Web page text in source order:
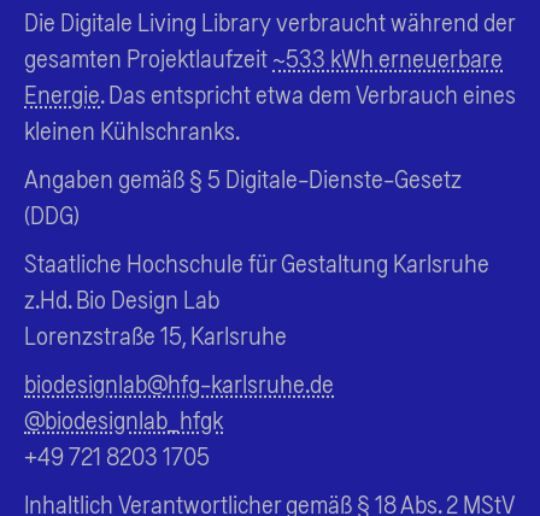
Die Digitale Living Library verbraucht während der
gesamten Projektlaufzeit ~533 kWh erneuerbare
Energie. Das entspricht etwa dem Verbrauch eines
kleinen Kühlschranks.
Angaben gemäß § 5 Digitale-Dienste-Gesetz
(DDG)
Staatliche Hochschule für Gestaltung Karlsruhe
z.Hd. Bio Design Lab
Lorenzstraße 15, Karlsruhe
biodesignlab@hfg-karlsruhe.de
@biodesignlab_hfgk
+49 721 8203 1705
Inhaltlich Verantwortlicher gemäß § 18 Abs. 2 MStV